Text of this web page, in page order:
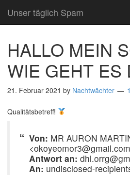
Unser täglich Spam
HALLO MEIN
WIE GEHT ES
21. Februar 2021 by Nachtwächter
Qualitätsbetreff!
Von: MR AURON
Antwort an:
An: undisclosed-